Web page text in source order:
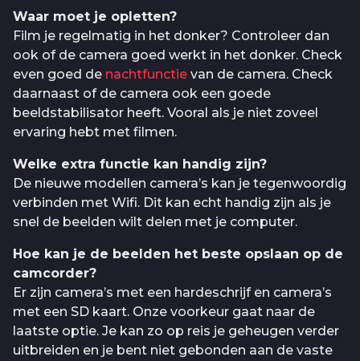
Waar moet je opletten?
Film je regelmatig in het donker? Controleer dan
ook of de camera goed werkt in het donker. Check
even goed de nachtfunctie van de camera. Check
daarnaast of de camera ook een goede
beeldstabilisator heeft. Vooral als je niet zoveel
ervaring hebt met filmen.
Welke extra functie kan handig zijn?
De nieuwe modellen camera’s kan je tegenwoordig
verbinden met Wifi. Dit kan echt handig zijn als je
snel de beelden wilt delen met je computer.
Hoe kan je de beelden het beste opslaan op de
camcorder?
Er zijn camera’s met een hardeschrijf en camera’s
met een SD kaart. Onze voorkeur gaat naar de
laatste optie. Je kan zo op reis je geheugen verder
uitbreiden en je bent niet gebonden aan de vaste